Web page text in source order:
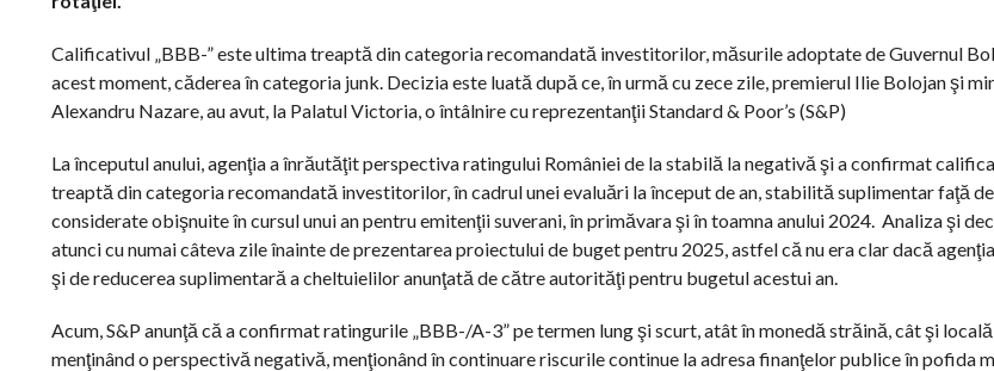
Calificativul „BBB-” este ultima treaptă din categoria recomandată investitorilor, măsurile adoptate de Guvernul
acest moment, căderea în categoria junk. Decizia este luată după ce, în urmă cu zece zile, premierul Ilie Bolojan şi
Alexandru Nazare, au avut, la Palatul Victoria, o întâlnire cu reprezentanţii Standard & Poor’s (S&P)
La începutul anului, agenţia a înrăutăţit perspectiva ratingului României de la stabilă la negativă şi a confirmat
treaptă din categoria recomandată investitorilor, în cadrul unei evaluări la început de an, stabilită suplimentar faţă
considerate obişnuite în cursul unui an pentru emitenţii suverani, în primăvara şi în toamna anului 2024. Analiza şi
atunci cu numai câteva zile înainte de prezentarea proiectului de buget pentru 2025, astfel că nu era clar dacă
şi de reducerea suplimentară a cheltuielilor anunţată de către autorităţi pentru bugetul acestui an.
Acum, S&P anunţă că a confirmat ratingurile „BBB-/A-3” pe termen lung şi scurt, atât în monedă străină, cât şi
menţinând o perspectivă negativă, menţionând în continuare riscurile continue la adresa finanţelor publice în pofida